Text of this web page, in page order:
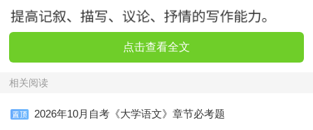
点击查看全文
相关阅读
2026年10月自考《大学语文》章节必考题